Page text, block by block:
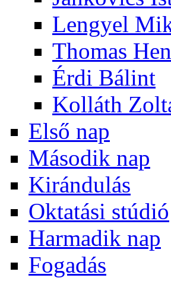
Len­gyel
Tho­mas
Ér­di Bá­lint
Kol­láth
El­ső nap
Má­so­dik nap
Ki­rán­du­lás
Ok­ta­tá­si stú­dió
Har­ma­dik nap
Fo­ga­dás